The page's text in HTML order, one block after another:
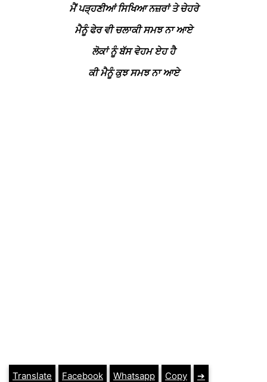
ਮੈਂ ਪੜ੍ਹਣੀਆਂ ਸਿਖਿਆ ਨਜ਼ਰਾਂ ਤੇ ਚੇਹਰੇ
ਮੈਨੂੰ ਫੇਰ ਵੀ ਚਲਾਕੀ ਸਮਝ ਨਾ ਆਏ
ਲੋਕਾਂ ਨੂੰ ਬੱਸ ਵੇਹਮ ਏਹ ਹੈ
ਕੀ ਮੈਨੂੰ ਕੁਝ ਸਮਝ ਨਾ ਆਏ
Translate Facebook Whatsapp Copy ➔